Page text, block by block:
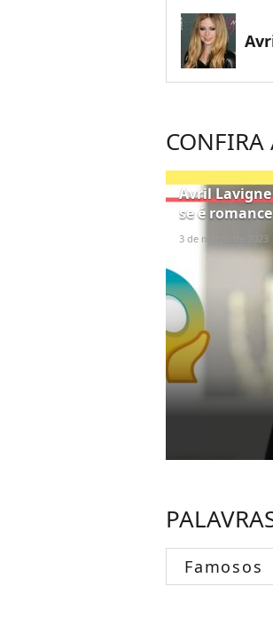
Avril
se é romance
3 de março de 2023
Famosos